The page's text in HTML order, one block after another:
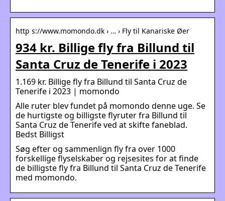
http s://www.momondo.dk › … › Fly til Kanariske Øer
934 kr. Billige fly fra Billund til
Santa Cruz de Tenerife i 2023
1.169 kr. Billige fly fra Billund til Santa Cruz de
Tenerife i 2023 | momondo
Alle ruter blev fundet på momondo denne uge. Se
de hurtigste og billigste flyruter fra Billund til
Santa Cruz de Tenerife ved at skifte faneblad.
Bedst Billigst
Søg efter og sammenlign fly fra over 1000
forskellige flyselskaber og rejsesites for at finde
de billigste fly fra Billund til Santa Cruz de Tenerife
med momondo.